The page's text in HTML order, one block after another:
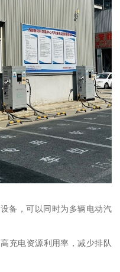
备，可以同时为多辆电动汽
充电资源利用率，减少排队